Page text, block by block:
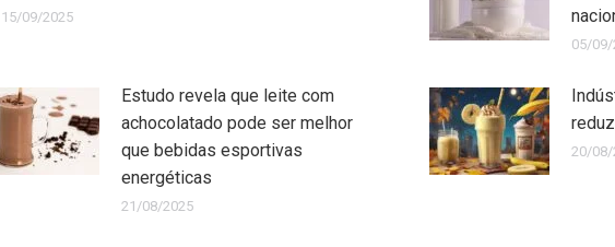
15/09/2025
05/09/
Estudo revela que leite com
achocolatado pode ser melhor
que bebidas esportivas
energéticas
21/08/2025
20/08/